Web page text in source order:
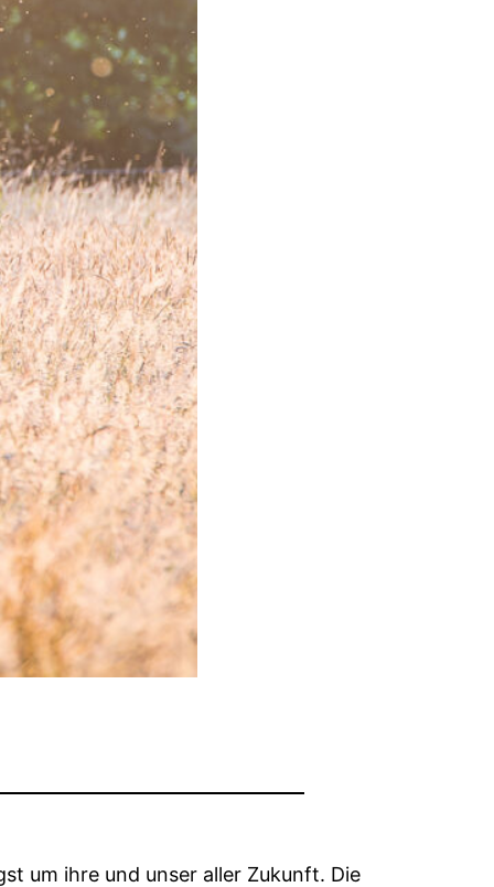
um ihre und unser aller Zukunft. Die